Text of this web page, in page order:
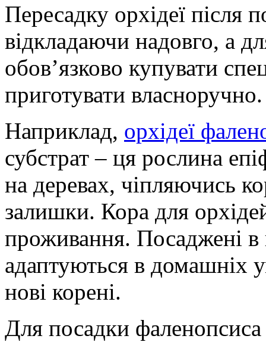
Пересадку орхідеї після
відкладаючи надовго, а
обов’язково купувати
приготувати власноручно.
Наприклад, орхідеї
субстрат – ця рослина
на деревах, чіпляючись
залишки. Кора для
проживання. Посаджені в
адаптуються в домашніх
нові корені.
Для посадки фаленопсиса